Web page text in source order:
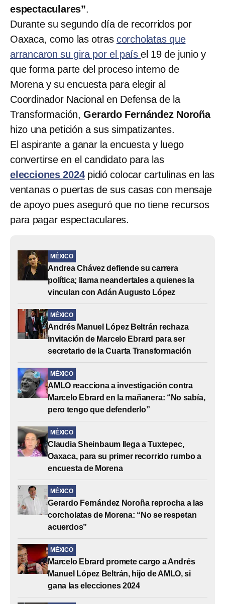
espectaculares”.
Durante su segundo día de recorridos por
Oaxaca, como las otras corcholatas que
arrancaron su gira por el paísel 19 de junio y
que forma parte del proceso interno de
Morena y su encuesta para elegir al
Coordinador Nacional en Defensa de la
Transformación,Gerardo Fernández Noroña
hizo una petición a sus simpatizantes.
El aspirante a ganar la encuesta y luego
convertirse en el candidato para las
elecciones 2024pidió colocar cartulinas en las
ventanas o puertas de sus casas con mensaje
de apoyo pues aseguró que no tiene recursos
para pagar espectaculares.
MÉXICO
Andrea Chávez defiende su carrera
política; llama neandertales a quienes la
vinculan con Adán Augusto López
MÉXICO
Andrés Manuel López Beltrán rechaza
invitación de Marcelo Ebrard para ser
secretario de la Cuarta Transformación
MÉXICO
AMLO reacciona a investigación contra
Marcelo Ebrard en la mañanera: “No sabía,
pero tengo que defenderlo”
MÉXICO
Claudia Sheinbaum llega a Tuxtepec,
Oaxaca, para su primer recorrido rumbo a
encuesta de Morena
MÉXICO
Gerardo Fernández Noroña reprocha a las
corcholatas de Morena: “No se respetan
acuerdos”
MÉXICO
Marcelo Ebrard promete cargo a Andrés
Manuel López Beltrán, hijo de AMLO, si
gana las elecciones 2024